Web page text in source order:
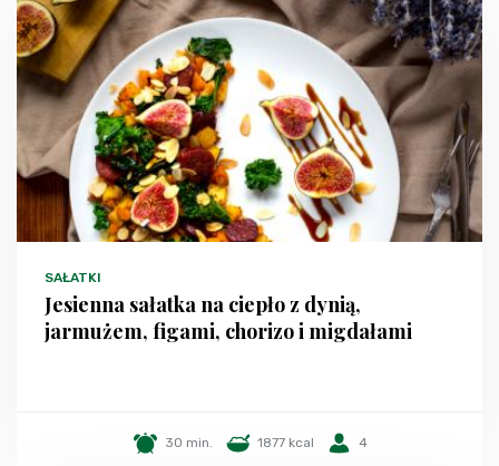
SAŁATKI
Jesienna sałatka na ciepło z dynią,
jarmużem, figami, chorizo i migdałami
30 min. 1877 kcal 4